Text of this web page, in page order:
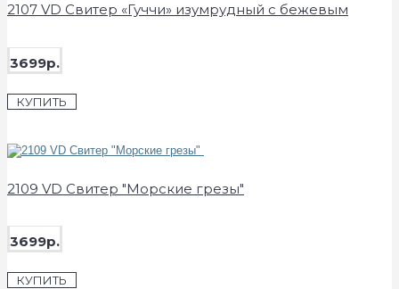
2107 VD Свитер «Гуччи» изумрудный с бежевым
3699р.
КУПИТЬ
2109 VD Свитер "Морские грезы"
3699р.
КУПИТЬ